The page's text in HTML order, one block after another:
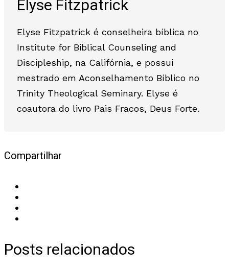
Elyse Fitzpatrick
Elyse Fitzpatrick é conselheira bíblica no
Institute for Biblical Counseling and
Discipleship, na Califórnia, e possui
mestrado em Aconselhamento Bíblico no
Trinity Theological Seminary. Elyse é
coautora do livro Pais Fracos, Deus Forte.
Compartilhar
Posts relacionados